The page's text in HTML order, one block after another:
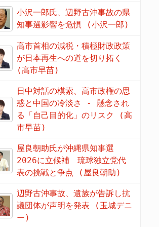
小沢一郎氏、辺野古沖事故の県
知事選影響を危惧 (小沢一郎)
高市首相の減税・積極財政政策
が日本再生への道を切り拓く
(高市早苗)
日中対話の模索、高市政権の思
惑と中国の冷淡さ - 懸念され
る「自己目的化」のリスク (高
市早苗)
屋良朝助氏が沖縄県知事選
2026に立候補 琉球独立党代
表の挑戦と争点 (屋良朝助)
辺野古沖事故、遺族が告訴し抗
議団体が声明を発表 (玉城デニ
ー)